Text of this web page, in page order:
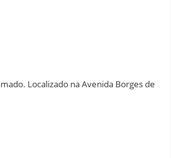
Localizado na Avenida Borges de